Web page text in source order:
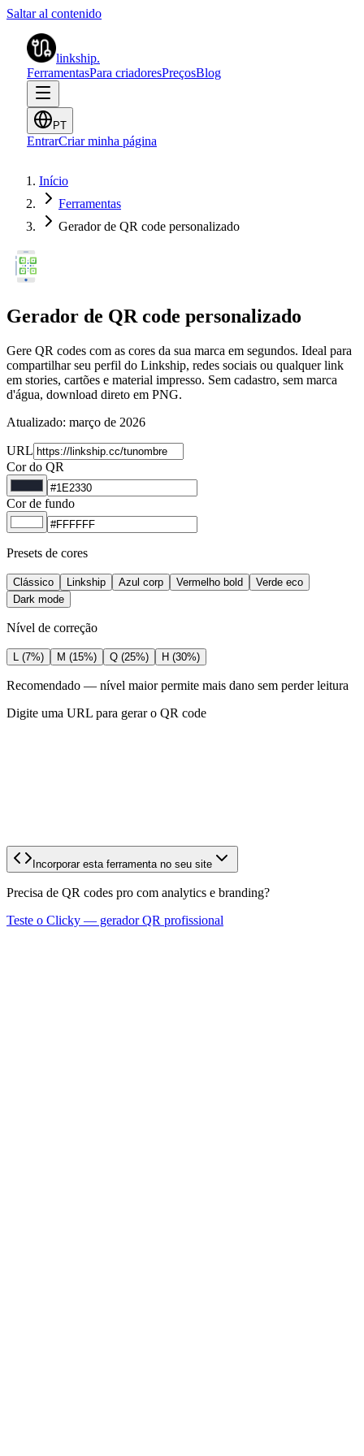
Saltar al contenido
linkship.
FerramentasPara criadoresPreçosBlog
PT
EntrarCriar minha página
Início
Ferramentas
Gerador de QR code personalizado
Gerador de QR code personalizado
Gere QR codes com as cores da sua marca em segundos. Ideal para
compartilhar seu perfil do Linkship, redes sociais ou qualquer link
em stories, cartões e material impresso. Sem cadastro, sem marca
d'água, download direto em PNG.
Atualizado: março de 2026
URL
Cor do QR
Cor de fundo
Presets de cores
Clássico Linkship Azul corp Vermelho bold
Verde eco
Dark mode
Nível de correção
L (7%) M (15%) Q (25%) H (30%)
Recomendado — nível maior permite mais dano sem perder leitura
Digite uma URL para gerar o QR code
Incorporar esta ferramenta no seu site
Precisa de QR codes pro com analytics e branding?
Teste o Clicky — gerador QR profissional